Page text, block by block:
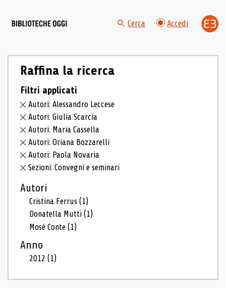
Cerca Accedi
Raffina la ricerca
Filtri applicati
Autori: Alessandro Leccese
Autori: Giulia Scarcia
Autori: Maria Cassella
Autori: Oriana Bozzarelli
Autori: Paola Novaria
Sezioni: Convegni e seminari
Autori
Cristina Ferrus(1)
Donatella Mutti(1)
Mosé Conte(1)
Anno
2012(1)